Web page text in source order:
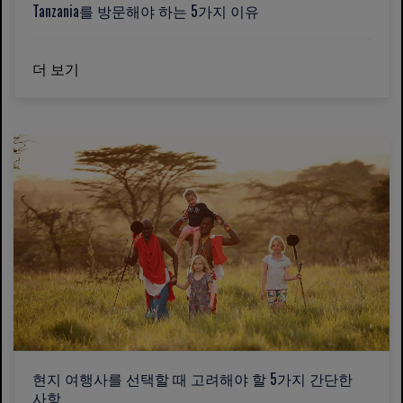
Tanzania를 방문해야 하는 5가지 이유
더 보기
현지 여행사를 선택할 때 고려해야 할 5가지 간단한
사항